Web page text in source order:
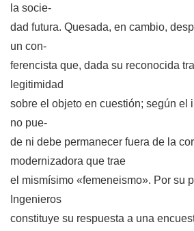
la socie-
dad futura. Quesada, en cambio,
un con-
ferencista que, dada su reconocida
legitimidad
sobre el objeto en cuestión; según el
no pue-
de ni debe permanecer fuera de la
modernizadora que trae
el mismísimo «femeneismo». Por su
Ingenieros
constituye su respuesta a una